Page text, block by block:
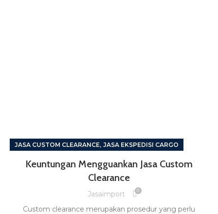
JASA CUSTOM CLEARANCE, JASA EKSPEDISI CARGO
Keuntungan Mengguankan Jasa Custom
Clearance
Jasaimport 0
Custom clearance merupakan prosedur yang perlu